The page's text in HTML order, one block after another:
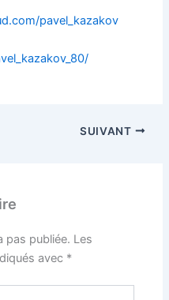
pavel_kazakov
SUIVANT
pas publiée. Les
avec *